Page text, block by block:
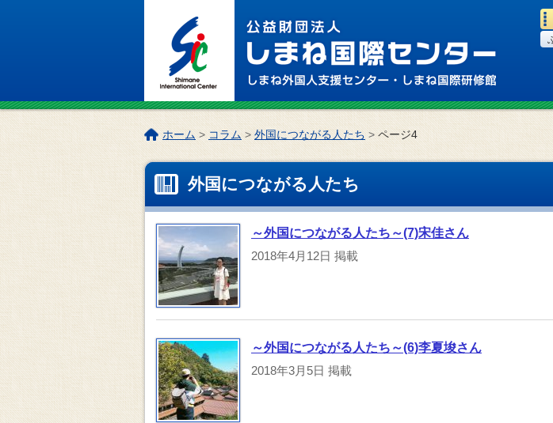
こ
ペ
ホーム > コラム > 外国につながる人たち >ページ4
外国につながる人たち
～外国につながる人たち～(7)宋佳さん
2018年4月12日 掲載
～外国につながる人たち～(6)李夏埈さん
2018年3月5日 掲載